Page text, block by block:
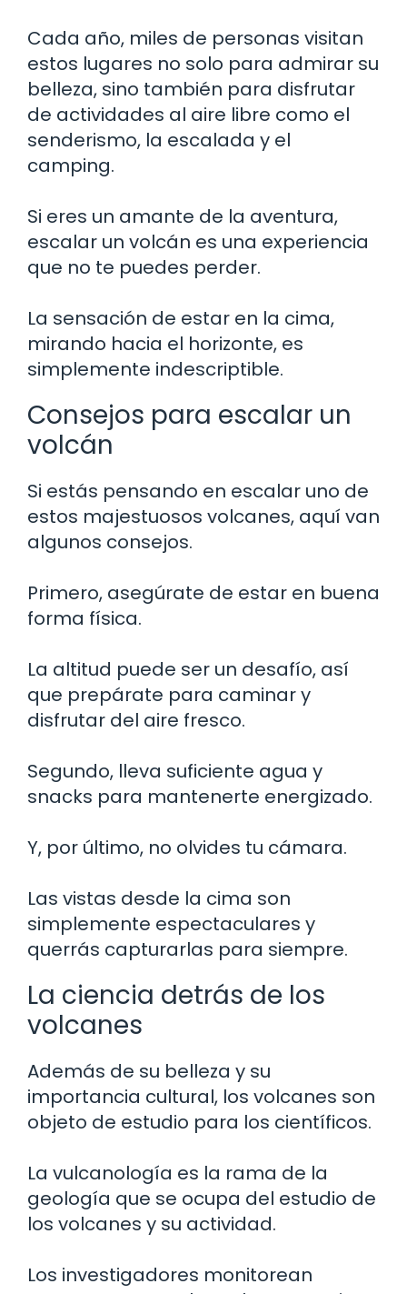
Cada año, miles de personas visitan
estos lugares no solo para admirar su
belleza, sino también para disfrutar
de actividades al aire libre como el
senderismo, la escalada y el
camping.
Si eres un amante de la aventura,
escalar un volcán es una experiencia
que no te puedes perder.
La sensación de estar en la cima,
mirando hacia el horizonte, es
simplemente indescriptible.
Consejos para escalar un
volcán
Si estás pensando en escalar uno de
estos majestuosos volcanes, aquí van
algunos consejos.
Primero, asegúrate de estar en buena
forma física.
La altitud puede ser un desafío, así
que prepárate para caminar y
disfrutar del aire fresco.
Segundo, lleva suficiente agua y
snacks para mantenerte energizado.
Y, por último, no olvides tu cámara.
Las vistas desde la cima son
simplemente espectaculares y
querrás capturarlas para siempre.
La ciencia detrás de los
volcanes
Además de su belleza y su
importancia cultural, los volcanes son
objeto de estudio para los científicos.
La vulcanología es la rama de la
geología que se ocupa del estudio de
los volcanes y su actividad.
Los investigadores monitorean